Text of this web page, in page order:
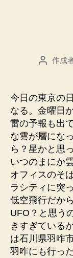
投
作成
今日の東京の
なる。金曜日
雷の予報も出
な雲が層にな
ら？星かと思
いつのまにか
オフィスのそ
ラシティに突
低空飛行だか
UFO？と思う
きすぎている
は石川県羽咋
羽咋にも行っ